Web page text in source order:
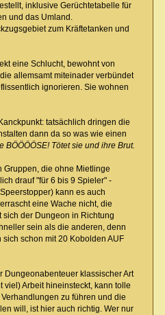
inklusive Gerüchtetabelle für
und das Umland.
zum Kräftetanken und
eine Schlucht, bewohnt von
allemsamt miteinader verbündet
ignorieren. Sie wohnen
tatsächlich dringen die
dann da so was wie einen
BÖÖÖÖSE! Tötet sie und ihre Brut.
Gruppen, die ohne Mietlinge
drauf "für 6 bis 9 Spieler" -
kann es auch
eine Wache nicht, die
sich der Dungeon in Richtung
sein als die anderen, denn
schon mit 20 Kobolden AUF
Dungeonabenteuer klassischer Art
Arbeit hineinsteckt, kann tolle
zu führen und die
will, ist hier auch richtig. Wer nur